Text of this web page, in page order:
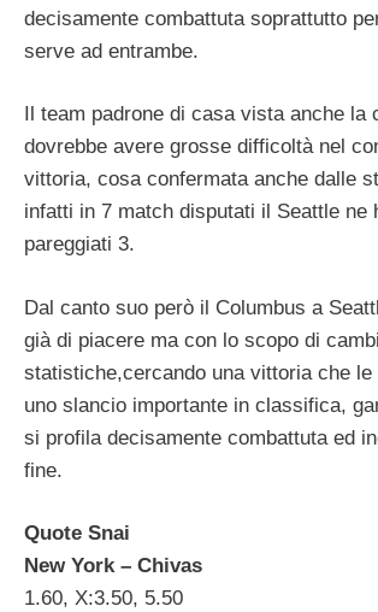
decisamente combattuta soprattutto
serve ad entrambe.
Il team padrone di casa vista anche la
dovrebbe avere grosse difficoltà nel
vittoria, cosa confermata anche dalle
infatti in 7 match disputati il Seattle ne
pareggiati 3.
Dal canto suo però il Columbus a
già di piacere ma con lo scopo di
statistiche,cercando una vittoria che le
uno slancio importante in classifica,
si profila decisamente combattuta ed
fine.
Quote Snai
New York – Chivas
1.60, X:3.50, 5.50